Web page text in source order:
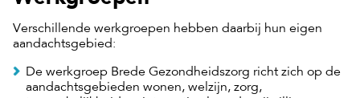
Verschillende werkgroepen hebben daarbij hun eigen
aandachtsgebied:
De werkgroep Brede Gezondheidszorg richt zich op de
aandachtsgebieden wonen, welzijn, zorg,